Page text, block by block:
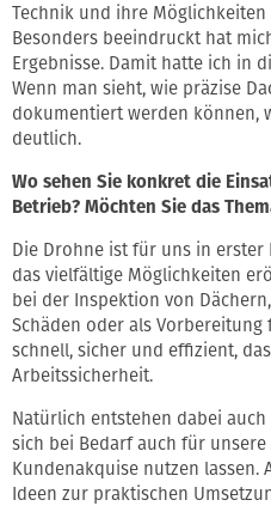
Technik und ihre
Besonders beeindruckt hat
Ergebnisse. Damit hatte ich in
Wenn man sieht, wie präzise
dokumentiert werden können,
deutlich.
Wo sehen Sie konkret die
Betrieb? Möchten Sie das
Die Drohne ist für uns in erster
das vielfältige Möglichkeiten
bei der Inspektion von
Schäden oder als Vorbereitung
schnell, sicher und effizient,
Arbeitssicherheit.
Natürlich entstehen dabei
sich bei Bedarf auch für
Kundenakquise nutzen
Ideen zur praktischen